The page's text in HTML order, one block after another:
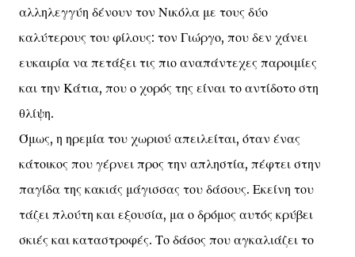
αλληλεγγύη δένουν τον Νικόλα με τους δύο
καλύτερους του φίλους: τον Γιώργο, που δεν χάνει
ευκαιρία να πετάξει τις πιο αναπάντεχες παροιμίες
και την Κάτια, που ο χορός της είναι το αντίδοτο στη
θλίψη.
Όμως, η ηρεμία του χωριού απειλείται, όταν ένας
κάτοικος που γέρνει προς την απληστία, πέφτει στην
παγίδα της κακιάς μάγισσας του δάσους. Εκείνη του
τάζει πλούτη και εξουσία, μα ο δρόμος αυτός κρύβει
σκιές και καταστροφές. Το δάσος που αγκαλιάζει το